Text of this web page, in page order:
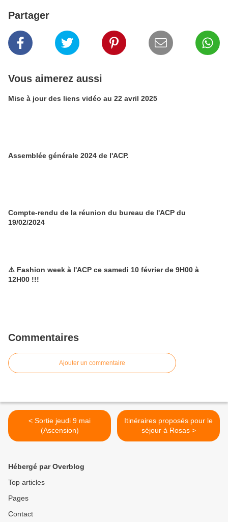
Partager
Vous aimerez aussi
Mise à jour des liens vidéo au 22 avril 2025
Assemblée générale 2024 de l'ACP.
Compte-rendu de la réunion du bureau de l'ACP du
19/02/2024
⚠️ Fashion week à l'ACP ce samedi 10 février de 9H00 à
12H00 !!!
Commentaires
Ajouter un commentaire
< Sortie jeudi 9 mai
(Ascension)
Itinéraires proposés pour le
séjour à Rosas >
Hébergé par Overblog
Top articles
Pages
Contact